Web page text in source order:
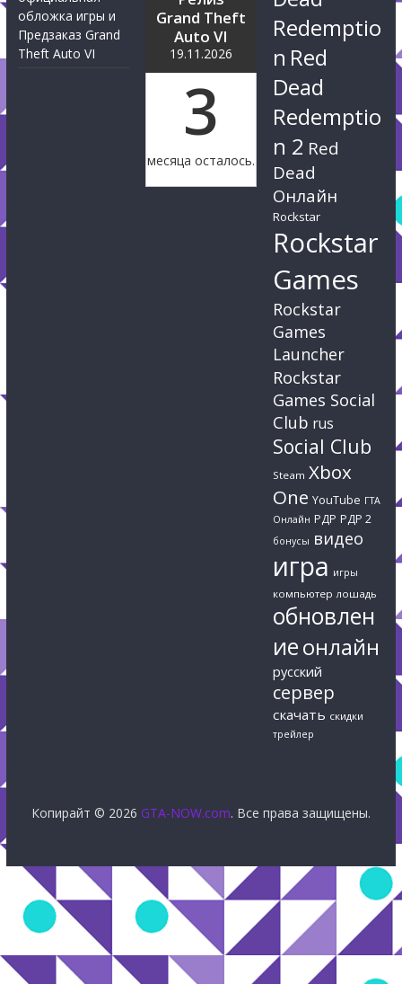
обложка игры и
Предзаказ Grand
Theft Auto VI
Grand Theft
Auto VI
19.11.2026
3
месяца осталось.
Redemptio
n Red
Dead
Redemptio
n 2 Red
Dead
Онлайн
Rockstar
Rockstar
Games
Rockstar
Games
Launcher
Rockstar
Games Social
Club rus
Social Club
Steam Xbox
One YouTube ГТА
Онлайн РДР РДР 2
бонусы видео
игра игры
компьютер лошадь
обновлен
иеонлайн
русский
сервер
скачать скидки
трейлер
Копирайт © 2026 GTA-NOW.com. Все права защищены.